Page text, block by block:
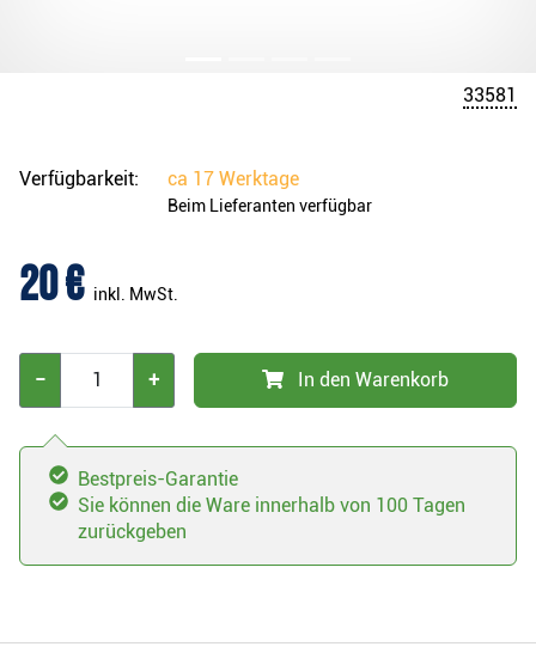
33581
Verfügbarkeit: ca 17 Werktage
Beim Lieferanten verfügbar
20 € inkl. MwSt.
− + In den Warenkorb
Bestpreis-Garantie
Sie können die Ware innerhalb von 100 Tagen
zurückgeben